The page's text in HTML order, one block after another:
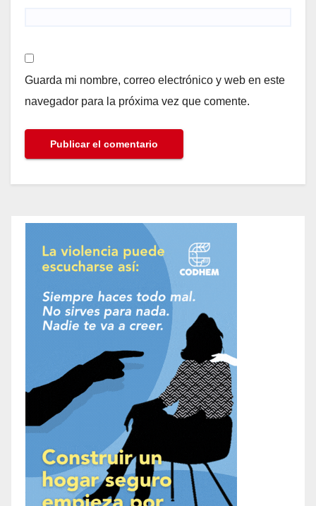
Guarda mi nombre, correo electrónico y web en este
navegador para la próxima vez que comente.